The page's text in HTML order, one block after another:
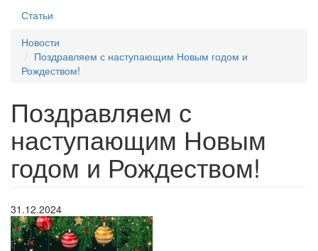
Статьи
Новости
Поздравляем с наступающим Новым годом и
Рождеством!
Поздравляем с
наступающим Новым
годом и Рождеством!
31.12.2024